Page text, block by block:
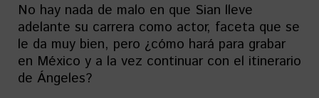
No hay nada de malo en que Sian lleve
adelante su carrera como actor, faceta que se
le da muy bien, pero ¿cómo hará para grabar
en México y a la vez continuar con el itinerario
de Ángeles?